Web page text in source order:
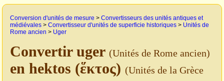
Conversion d'unités de mesure > Convertisseurs des unités antiques et
médiévales > Convertisseur d'unités de superficie historiques > Unités de
Rome ancien > Uger
Convertir uger (Unités de Rome ancien)
en hektos (ἕκτος) (Unités de la Grèce